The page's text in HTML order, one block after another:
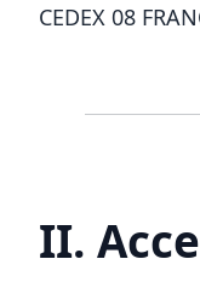
CEDEX 08
II.